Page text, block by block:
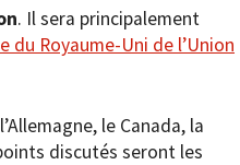
. Il sera principalement
du Royaume-Uni de l’Union
le Canada, la
discutés seront les